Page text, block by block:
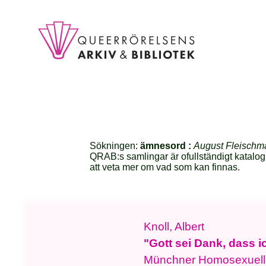
Sökningen:ämnesord :August
QRAB:s samlingar är ofullständigt
att veta mer om vad som kan finnas.
Knoll, Albert
"Gott sei Dank, dass
Münchner